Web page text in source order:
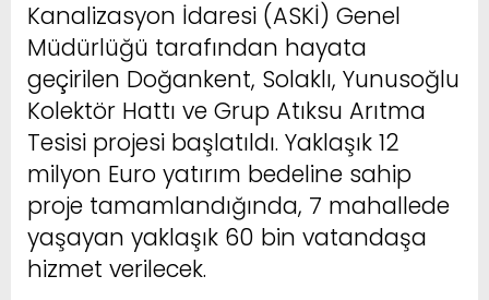
Kanalizasyon İdaresi (ASKİ) Genel
Müdürlüğü tarafından hayata
geçirilen Doğankent, Solaklı, Yunusoğlu
Kolektör Hattı ve Grup Atıksu Arıtma
Tesisi projesi başlatıldı. Yaklaşık 12
milyon Euro yatırım bedeline sahip
proje tamamlandığında, 7 mahallede
yaşayan yaklaşık 60 bin vatandaşa
hizmet verilecek.